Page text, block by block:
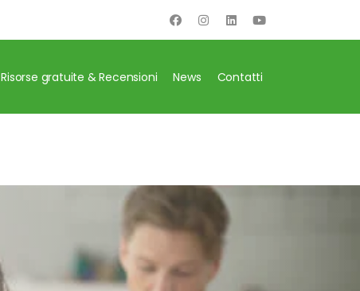
Risorse gratuite & Recensioni News Contatti